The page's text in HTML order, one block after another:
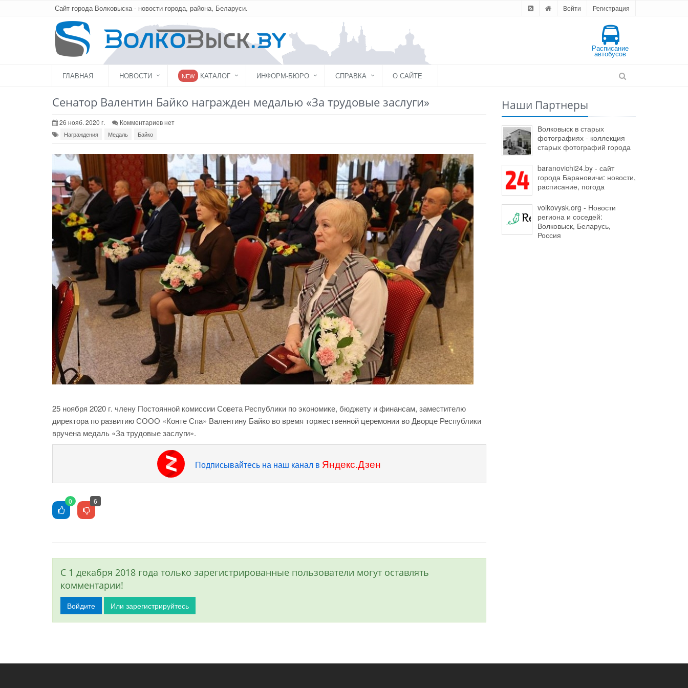
Сайт города Волковыска - новости города, района, Беларуси. Войти Регистрация
Расписание
автобусов
ГЛАВНАЯ НОВОСТИ NEW КАТАЛОГ ИНФОРМ-БЮРО СПРАВКА О САЙТЕ
Сенатор Валентин Байко награжден медалью «За трудовые заслуги»
26 нояб. 2020 г. Комментариев нет
Награждения Медаль Байко
25 ноября 2020 г. члену Постоянной комиссии Совета Республики по экономике, бюджету и финансам, заместителю
директора по развитию СООО «Конте Спа» Валентину Байко во время торжественной церемонии во Дворце Республики
вручена медаль «За трудовые заслуги».
Подписывайтесь на наш канал в Яндекс.Дзен
0 6
С 1 декабря 2018 года только зарегистрированные пользователи могут оставлять
комментарии!
Войдите Или зарегистрируйтесь
Наши Партнеры
Волковыск в старых
фотографиях - коллекция
старых фотографий города
baranovichi24.by - сайт
города Барановичи: новости,
расписание, погода
volkovysk.org - Новости
региона и соседей:
Волковыск, Беларусь,
Россия